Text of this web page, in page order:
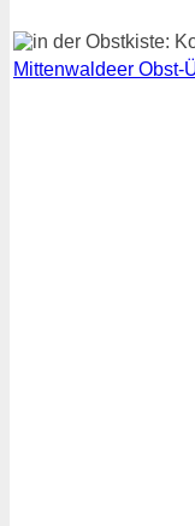
Mittenwaldeer Obst-